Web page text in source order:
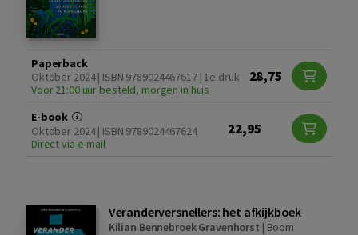
Paperback
Oktober 2024 | ISBN 9789024467617 | 1e druk
Voor 21:00 uur besteld, morgen in huis
28,75
E-book
Oktober 2024 | ISBN 9789024467624
Direct via e-mail
22,95
Veranderversnellers: het afkijkboek
Kilian Bennebroek Gravenhorst | Boom